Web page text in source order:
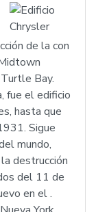
de la con
Bay.
fue el edificio
hasta que
Sigue
mundo,
destrucción
del 11 de
en el .